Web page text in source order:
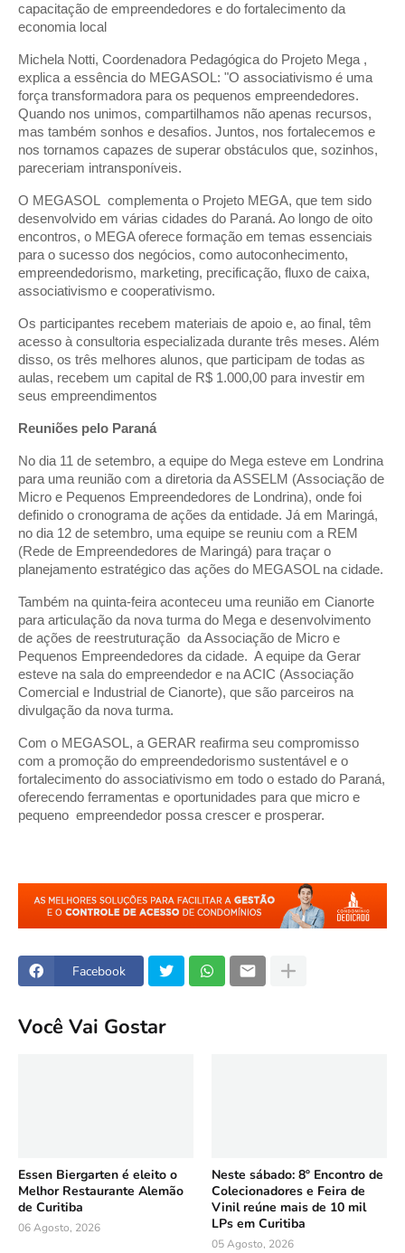
capacitação de empreendedores e do fortalecimento da
economia local
Michela Notti, Coordenadora Pedagógica do Projeto Mega ,
explica a essência do MEGASOL: "O associativismo é uma
força transformadora para os pequenos empreendedores.
Quando nos unimos, compartilhamos não apenas recursos,
mas também sonhos e desafios. Juntos, nos fortalecemos e
nos tornamos capazes de superar obstáculos que, sozinhos,
pareceriam intransponíveis.
O MEGASOL complementa o Projeto MEGA, que tem sido
desenvolvido em várias cidades do Paraná. Ao longo de oito
encontros, o MEGA oferece formação em temas essenciais
para o sucesso dos negócios, como autoconhecimento,
empreendedorismo, marketing, precificação, fluxo de caixa,
associativismo e cooperativismo.
Os participantes recebem materiais de apoio e, ao final, têm
acesso à consultoria especializada durante três meses. Além
disso, os três melhores alunos, que participam de todas as
aulas, recebem um capital de R$ 1.000,00 para investir em
seus empreendimentos
Reuniões pelo Paraná
No dia 11 de setembro, a equipe do Mega esteve em Londrina
para uma reunião com a diretoria da ASSELM (Associação de
Micro e Pequenos Empreendedores de Londrina), onde foi
definido o cronograma de ações da entidade. Já em Maringá,
no dia 12 de setembro, uma equipe se reuniu com a REM
(Rede de Empreendedores de Maringá) para traçar o
planejamento estratégico das ações do MEGASOL na cidade.
Também na quinta-feira aconteceu uma reunião em Cianorte
para articulação da nova turma do Mega e desenvolvimento
de ações de reestruturação da Associação de Micro e
Pequenos Empreendedores da cidade. A equipe da Gerar
esteve na sala do empreendedor e na ACIC (Associação
Comercial e Industrial de Cianorte), que são parceiros na
divulgação da nova turma.
Com o MEGASOL, a GERAR reafirma seu compromisso
com a promoção do empreendedorismo sustentável e o
fortalecimento do associativismo em todo o estado do Paraná,
oferecendo ferramentas e oportunidades para que micro e
pequeno empreendedor possa crescer e prosperar.
Facebook
Você Vai Gostar
Essen Biergarten é eleito o
Melhor Restaurante Alemão
de Curitiba
06 Agosto, 2026
Neste sábado: 8º Encontro de
Colecionadores e Feira de
Vinil reúne mais de 10 mil
LPs em Curitiba
05 Agosto, 2026